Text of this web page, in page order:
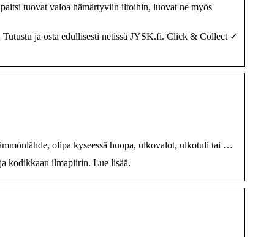
tuovat valoa hämärtyviin iltoihin, luovat ne myös
ja osta edullisesti netissä JYSK.fi. Click & Collect ✓
olipa kyseessä huopa, ulkovalot, ulkotuli tai …
kodikkaan ilmapiirin. Lue lisää.